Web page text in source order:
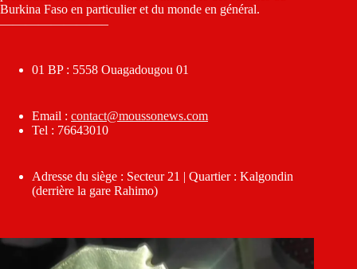
Burkina Faso en particulier et du monde en général.
————————–
01 BP : 5558 Ouagadougou 01
Email : contact@moussonews.com
Tel : 76643010
Adresse du siège : Secteur 21 | Quartier : Kalgondin
(derrière la gare Rahimo)